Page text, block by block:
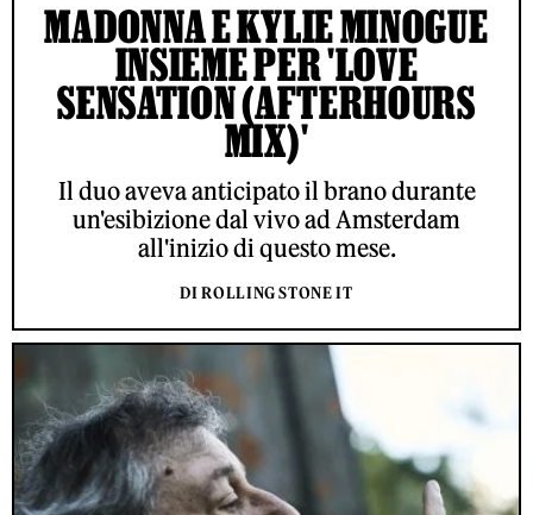
MADONNA E KYLIE MINOGUE
INSIEME PER 'LOVE
SENSATION (AFTERHOURS
MIX)'
Il duo aveva anticipato il brano durante
un'esibizione dal vivo ad Amsterdam
all'inizio di questo mese.
DI ROLLING STONE IT